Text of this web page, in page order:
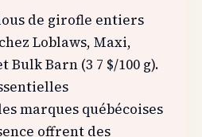
de girofle entiers
Loblaws, Maxi,
Bulk Barn (3 7 $/100 g).
marques québécoises
offrent des